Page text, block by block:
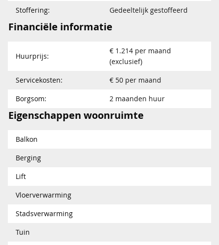
Stoffering:
Gedeeltelijk gestoffeerd
Financiële informatie
Huurprijs:
€ 1.214 per maand
(exclusief)
Servicekosten:
€ 50 per maand
Borgsom:
2 maanden huur
Eigenschappen woonruimte
Balkon
Berging
Lift
Vloerverwarming
Stadsverwarming
Tuin